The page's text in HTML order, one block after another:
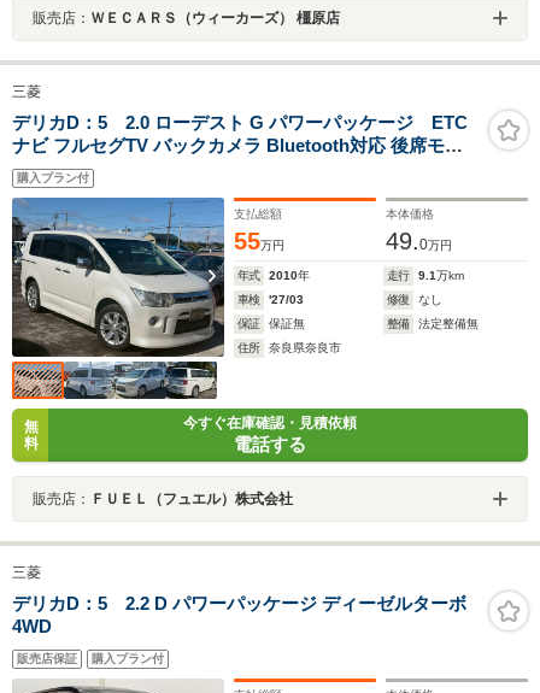
販売店： ＷＥＣＡＲＳ（ウィーカーズ） 橿原店
三菱
デリカD：5 2.0 ローデスト G パワーパッケージ ETC
ナビ フルセグTV バックカメラ Bluetooth対応 後席モニ
タ スマートキー 両側電動スライド 純正アルミホイール
記録簿付
購入プラン付
支払総額
55万円
本体価格
49.0万円
年式 2010年 走行 9.1万km
車検
'27/03 修復
なし
保証
保証無 整備
法定整備無
住所
奈良県奈良市
無
料
今すぐ在庫確認・見積依頼
電話する
販売店： ＦＵＥＬ（フュエル）株式会社
三菱
デリカD：5 2.2 D パワーパッケージ ディーゼルターボ
4WD
販売店保証 購入プラン付